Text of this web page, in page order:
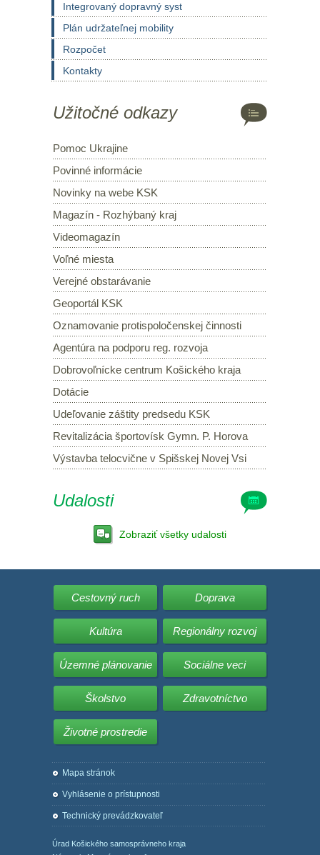
Integrovaný dopravný syst
Plán udržateľnej mobility
Rozpočet
Kontakty
Užitočné odkazy
Pomoc Ukrajine
Povinné informácie
Novinky na webe KSK
Magazín - Rozhýbaný kraj
Videomagazín
Voľné miesta
Verejné obstarávanie
Geoportál KSK
Oznamovanie protispoločenskej činnosti
Agentúra na podporu reg. rozvoja
Dobrovoľnícke centrum Košického kraja
Dotácie
Udeľovanie záštity predsedu KSK
Revitalizácia športovísk Gymn. P. Horova
Výstavba telocvične v Spišskej Novej Vsi
Udalosti
Zobraziť všetky udalosti
Cestovný ruch Doprava
Kultúra Regionálny rozvoj
Územné plánovanie Sociálne veci
Školstvo Zdravotníctvo
Životné prostredie
Mapa stránok
Vyhlásenie o prístupnosti
Technický prevádzkovateľ
Úrad Košického samosprávneho kraja